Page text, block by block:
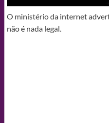
O ministério da internet
não é nada legal.